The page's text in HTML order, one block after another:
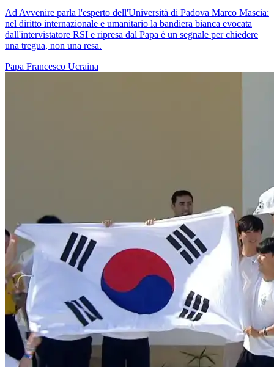
Ad Avvenire parla l'esperto dell'Università di Padova Marco Mascia:
nel diritto internazionale e umanitario la bandiera bianca evocata
dall'intervistatore RSI e ripresa dal Papa è un segnale per chiedere
una tregua, non una resa.
Papa Francesco Ucraina